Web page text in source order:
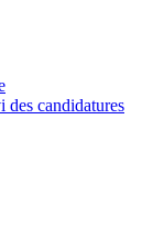
des candidatures